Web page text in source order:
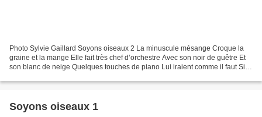
Photo Sylvie Gaillard Soyons oiseaux 2 La minuscule mésange Croque la
graine et la mange Elle fait très chef d’orchestre Avec son noir de guêtre Et
son blanc de neige Quelques touches de piano Lui iraient comme il faut Si
Soyons oiseaux 1